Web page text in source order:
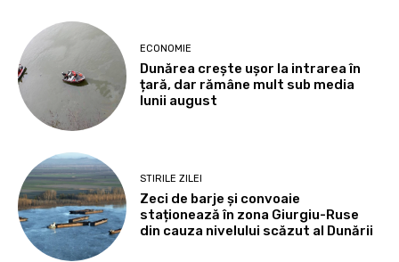
ECONOMIE
Dunărea crește ușor la intrarea în
țară, dar rămâne mult sub media
lunii august
STIRILE ZILEI
Zeci de barje și convoaie
staționează în zona Giurgiu-Ruse
din cauza nivelului scăzut al Dunării